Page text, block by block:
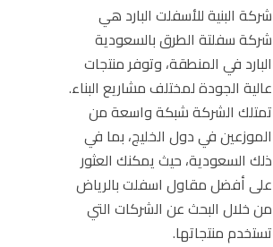
شركة البنيةللأسفلت البارد هي
شركة سفلتة الطرق بالسعودية
البارد في المنطقة، وتوفر منتجات
عالية الجودة لمختلف مشاريع البناء.
تمتلك الشركة شبكة واسعة من
الموزعين في دول الخليج، بما في
ذلك السعودية، حيث يمكنك العثور
علىأفضلمقاول اسفلتبالرياض
من خلال البحث عن الشركات التي
تستخدم منتجاتها.